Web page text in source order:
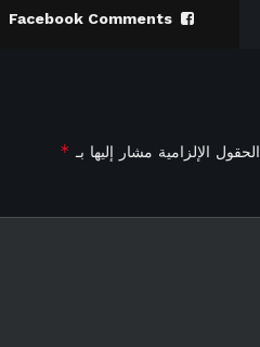
Facebook Comments
الحقول الإلزامية مشار إليها بـ *